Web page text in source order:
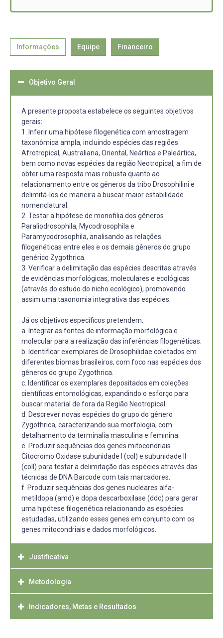
Informações Equipe Financeiro
Objetivo Geral
A presente proposta estabelece os seguintes objetivos
gerais:
1. Inferir uma hipótese filogenética com amostragem
taxonômica ampla, incluindo espécies das regiões
Afrotropical, Australiana, Oriental, Neártica e Paleártica,
bem como novas espécies da região Neotropical, a fim de
obter uma resposta mais robusta quanto ao
relacionamento entre os gêneros da tribo Drosophilini e
delimitá-los de maneira a buscar maior estabilidade
nomenclatural.
2. Testar a hipótese de monofilia dos gêneros
Paraliodrosophila, Mycodrosophila e
Paramycodrosophila, analisando as relações
filogenéticas entre eles e os demais gêneros do grupo
genérico Zygothrica.
3. Verificar a delimitação das espécies descritas através
de evidências morfológicas, moleculares e ecológicas
(através do estudo do nicho ecológico), promovendo
assim uma taxonomia integrativa das espécies.
Já os objetivos específicos pretendem:
a. Integrar as fontes de informação morfológica e
molecular para a realização das inferências filogenéticas.
b. Identificar exemplares de Drosophilidae coletados em
diferentes biomas brasileiros, com foco nas espécies dos
gêneros do grupo Zygothrica.
c. Identificar os exemplares depositados em coleções
científicas entomológicas, expandindo o esforço para
buscar material de fora da Região Neotropical.
d. Descrever novas espécies do grupo do gênero
Zygothrica, caracterizando sua morfologia, com
detalhamento da terminalia masculina e feminina.
e. Produzir sequências dos genes mitocondriais
Citocromo Oxidase subunidade I (coI) e subunidade II
(coII) para testar a delimitação das espécies através das
técnicas de DNA Barcode com tais marcadores.
f. Produzir sequências dos genes nucleares alfa-
metildopa (amd) e dopa descarboxilase (ddc) para gerar
uma hipótese filogenética relacionando as espécies
estudadas, utilizando esses genes em conjunto com os
genes mitocondriais e dados morfológicos.
Justificativa
Este projeto de pesquisa propõe a utilização de uma
abordagem integrativa para resolver as lacunas no
conhecimento taxonômico e sistemático de certos
Metodologia
Coleta de exemplares:
Para abordar lacunas de coleta no Brasil, realizaremos
Indicadores, Metas e Resultados